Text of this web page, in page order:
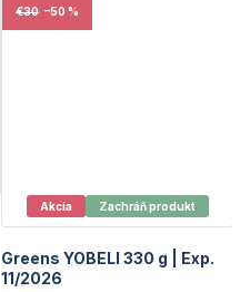
Akcia Zachráň produkt
€30 –50 %
Greens YOBELI 330 g | Exp.
11/2026